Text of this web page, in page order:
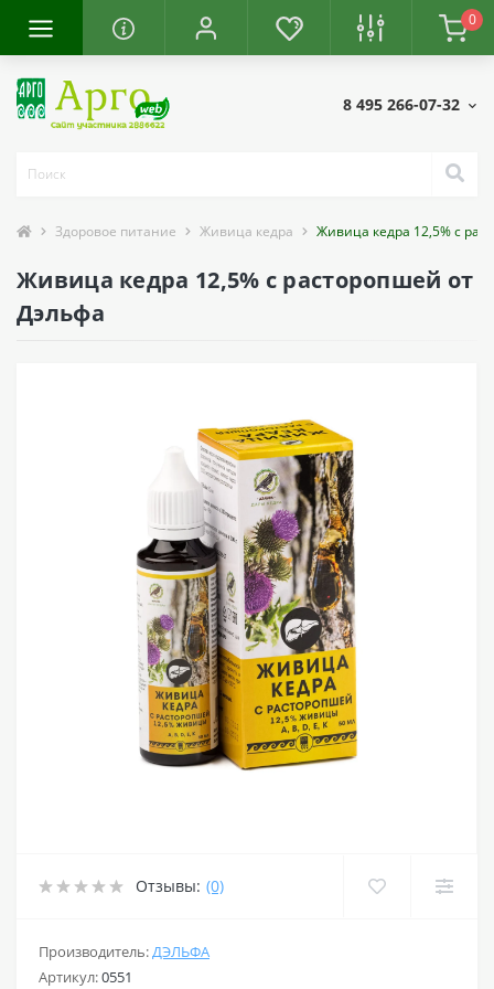
0
8 495 266-07-32
Здоровое питание Живица кедра Живица кедра 12,5% с
Живица кедра 12,5% с расторопшей от
Дэльфа
Отзывы: (0)
Производитель:ДЭЛЬФА
Артикул:0551